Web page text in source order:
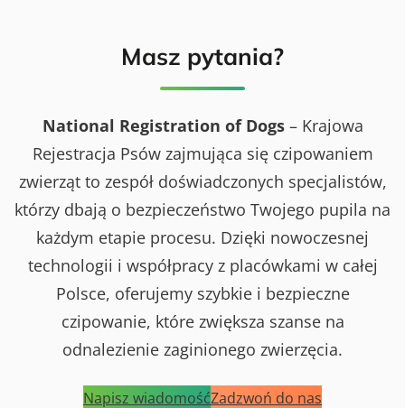
Masz pytania?
National Registration of Dogs– Krajowa
Rejestracja Psów zajmująca się czipowaniem
zwierząt to zespół doświadczonych specjalistów,
którzy dbają o bezpieczeństwo Twojego pupila na
każdym etapie procesu. Dzięki nowoczesnej
technologii i współpracy z placówkami w całej
Polsce, oferujemy szybkie i bezpieczne
czipowanie, które zwiększa szanse na
odnalezienie zaginionego zwierzęcia.
Napisz wiadomośćZadzwoń do nas